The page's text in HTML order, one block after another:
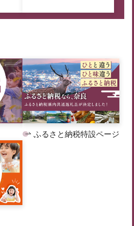
ふるさと納税特設ページ